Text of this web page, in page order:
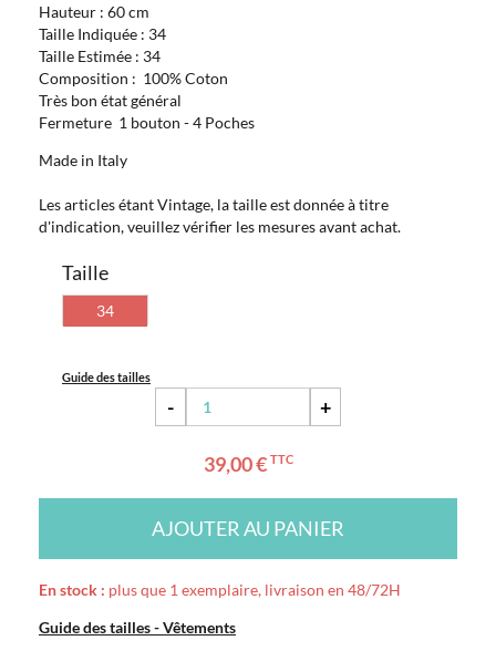
Hauteur : 60 cm
Taille Indiquée : 34
Taille Estimée : 34
Composition : 100% Coton
Très bon état général
Fermeture 1 bouton - 4 Poches
Made in Italy
Les articles étant Vintage, la taille est donnée à titre
d'indication, veuillez vérifier les mesures avant achat.
Taille
34
Guide des tailles
- +
39,00 € TTC
AJOUTER AU PANIER
En stock : plus que 1 exemplaire, livraison en 48/72H
Guide des tailles - Vêtements